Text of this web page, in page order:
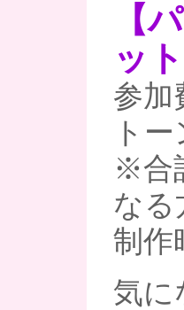
【
ッ
参加
ト
※合
なる
制作
気に